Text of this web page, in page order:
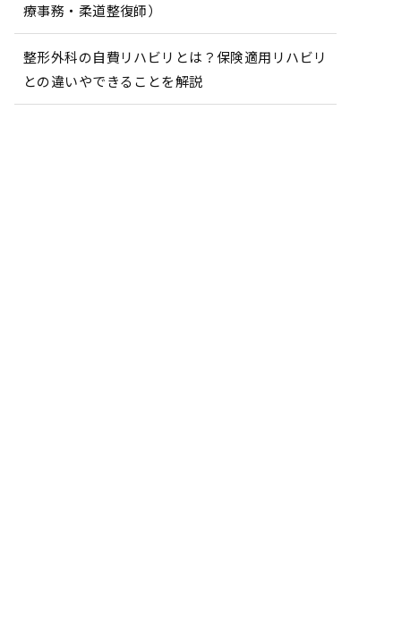
療事務・柔道整復師）
整形外科の自費リハビリとは？保険適用リハビリ
との違いやできることを解説